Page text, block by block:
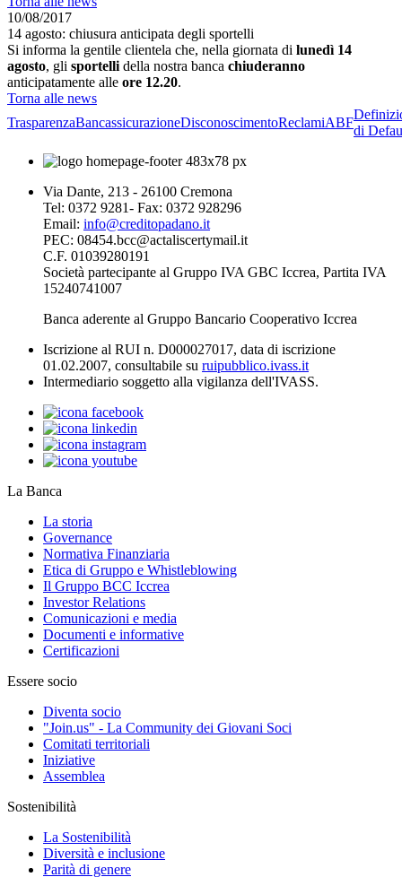
10/08/2017
14 agosto: chiusura anticipata degli sportelli
Si informa la gentile clientela che, nella giornata di lunedì 14
agosto, gli sportelli della nostra banca chiuderanno
anticipatamente alle ore 12.20.
Torna alle news
TrasparenzaBancassicurazioneDisconoscimentoReclamiABF
di
Via Dante, 213 - 26100 Cremona
Tel: 0372 9281- Fax: 0372 928296
Email: info@creditopadano.it
PEC: 08454.bcc@actaliscertymail.it
C.F. 01039280191
Società partecipante al Gruppo IVA GBC Iccrea, Partita IVA
15240741007
Banca aderente al Gruppo Bancario Cooperativo Iccrea
Iscrizione al RUI n. D000027017, data di iscrizione
01.02.2007, consultabile su ruipubblico.ivass.it
Intermediario soggetto alla vigilanza dell'IVASS.
La Banca
La storia
Governance
Normativa Finanziaria
Etica di Gruppo e Whistleblowing
Il Gruppo BCC Iccrea
Investor Relations
Comunicazioni e media
Documenti e informative
Certificazioni
Essere socio
Diventa socio
"Join.us" - La Community dei Giovani Soci
Comitati territoriali
Iniziative
Assemblea
Sostenibilità
La Sostenibilità
Diversità e inclusione
Parità di genere